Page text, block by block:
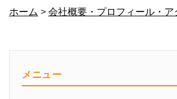
ホーム > 会社概要・プロフィール・ア
メニュー